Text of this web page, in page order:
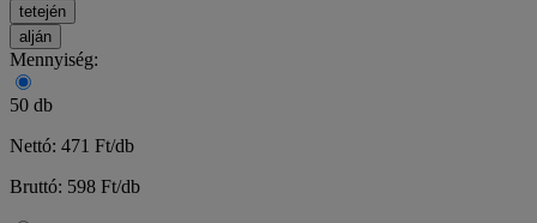
tetején
alján
Mennyiség:
50 db
Nettó: 471 Ft/db
Bruttó: 598 Ft/db